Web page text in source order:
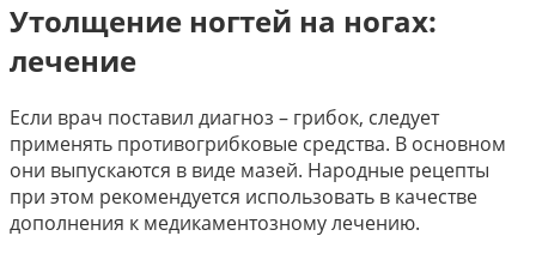
Утолщение ногтей на ногах:
лечение
Если врач поставил диагноз – грибок, следует
применять противогрибковые средства. В основном
они выпускаются в виде мазей. Народные рецепты
при этом рекомендуется использовать в качестве
дополнения к медикаментозному лечению.